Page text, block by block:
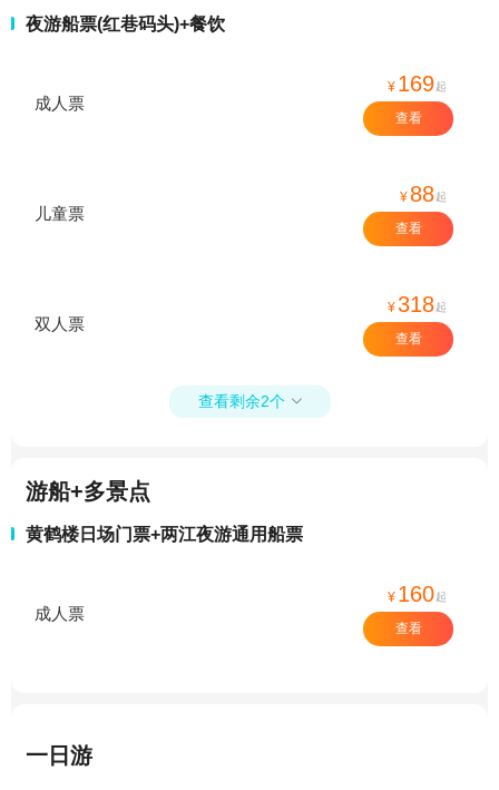
夜游船票(红巷码头)+餐饮
成人票
¥ 169起
查看
儿童票
¥ 88起
查看
双人票
¥318起
查看
查看剩余2个 
游船+多景点
黄鹤楼日场门票+两江夜游通用船票
成人票
¥ 160起
查看
一日游